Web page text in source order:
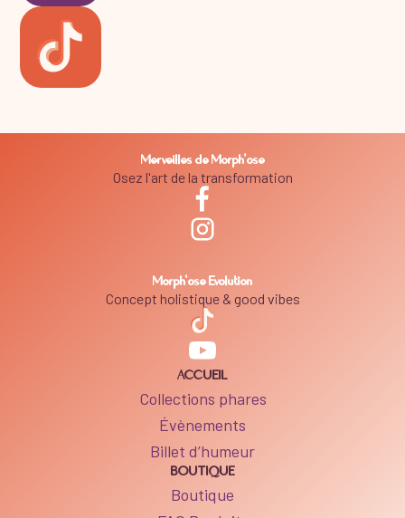
Merveilles de Morph'ose
Osez l'art de la transformation
Morph'ose Evolution
Concept holistique & good vibes
ACCUEIL
Collections phares
Évènements
Billet d’humeur
BOUTIQUE
Boutique